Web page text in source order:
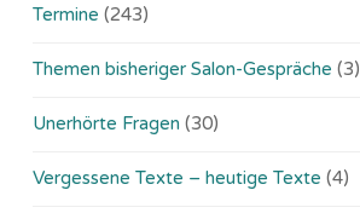
Termine (243)
Themen bisheriger Salon-Gespräche (3)
Unerhörte Fragen (30)
Vergessene Texte – heutige Texte (4)